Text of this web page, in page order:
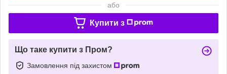
або
Купити з
Що таке купити з Пром?
Замовлення під захистом